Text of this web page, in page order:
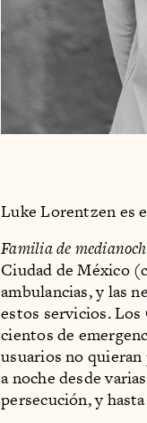
Luke Lorentzen es
Familia de
Ciudad de México
ambulancias, y las
estos servicios. Los
cientos de
usuarios no
a noche desde
persecución, y